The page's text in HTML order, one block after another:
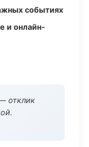
событиях
и онлайн-
отклик